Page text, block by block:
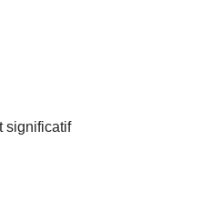
significatif